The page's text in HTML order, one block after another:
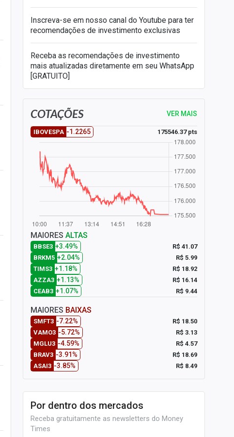
Inscreva-se em nosso canal do Youtube para ter
recomendações de investimento exclusivas
Receba as recomendações de investimento
mais atualizadas diretamente em seu WhatsApp
[GRATUITO]
COTAÇÕES VER MAIS
IBOVESPA -1.2265 175546.37 pts
MAIORES ALTAS
BBSE3 +3.49%
R$ 41.07
BRKM5 +2.04%
R$ 5.99
TIMS3 +1.18%
R$ 18.92
AZZA3 +1.13%
R$ 16.14
CEAB3 +1.07% R$ 9.44
MAIORES BAIXAS
SMFT3 -7.22%
R$ 18.50
VAMO3 -5.72%
R$ 3.13
MGLU3 -4.59%
R$ 4.57
BRAV3 -3.91%
R$ 18.69
ASAI3 -3.85% R$ 8.49
Por dentro dos mercados
Receba gratuitamente as newsletters do Money
Times